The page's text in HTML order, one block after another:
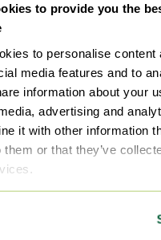
to provide you the
to personalise content
media features and to
information about your
advertising and
it with other information
them or that they’ve
Autre Décoration extérieure
Autre Bancs de jardin
Autre Tables de jardin
Autre Ensembles de jardin
Autre Chaises de jardin
Autre Transat